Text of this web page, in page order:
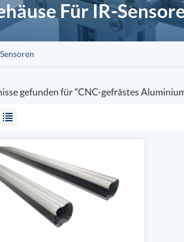
Für IR-
gefunden für "CNC-gefrästes